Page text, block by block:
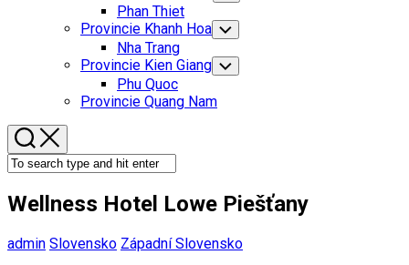
Child
Menu
Phan Thiet
Provincie Khanh Hoa Toggle
Child
Menu
Nha Trang
Provincie Kien Giang Toggle
Child
Phu Quoc
Provincie Quang Nam
Wellness Hotel Lowe Piešťany
admin Slovensko Západní Slovensko